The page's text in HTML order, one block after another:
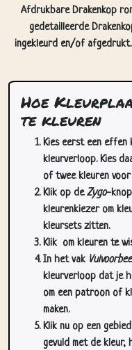
Afdrukbare Drakenkop
gedetailleerde
ingekleurd en/of afgedrukt.
Hoe
te kleuren
Kies eerst een effen
kleurverloop. Kies
of twee kleuren
Klik op deZygo-
kleurenkiezer om
kleursets zitten.
Klik om kleuren te
In het vak
kleurverloop dat je
om een patroon of
maken.
Klik nu op een
gevuld met de